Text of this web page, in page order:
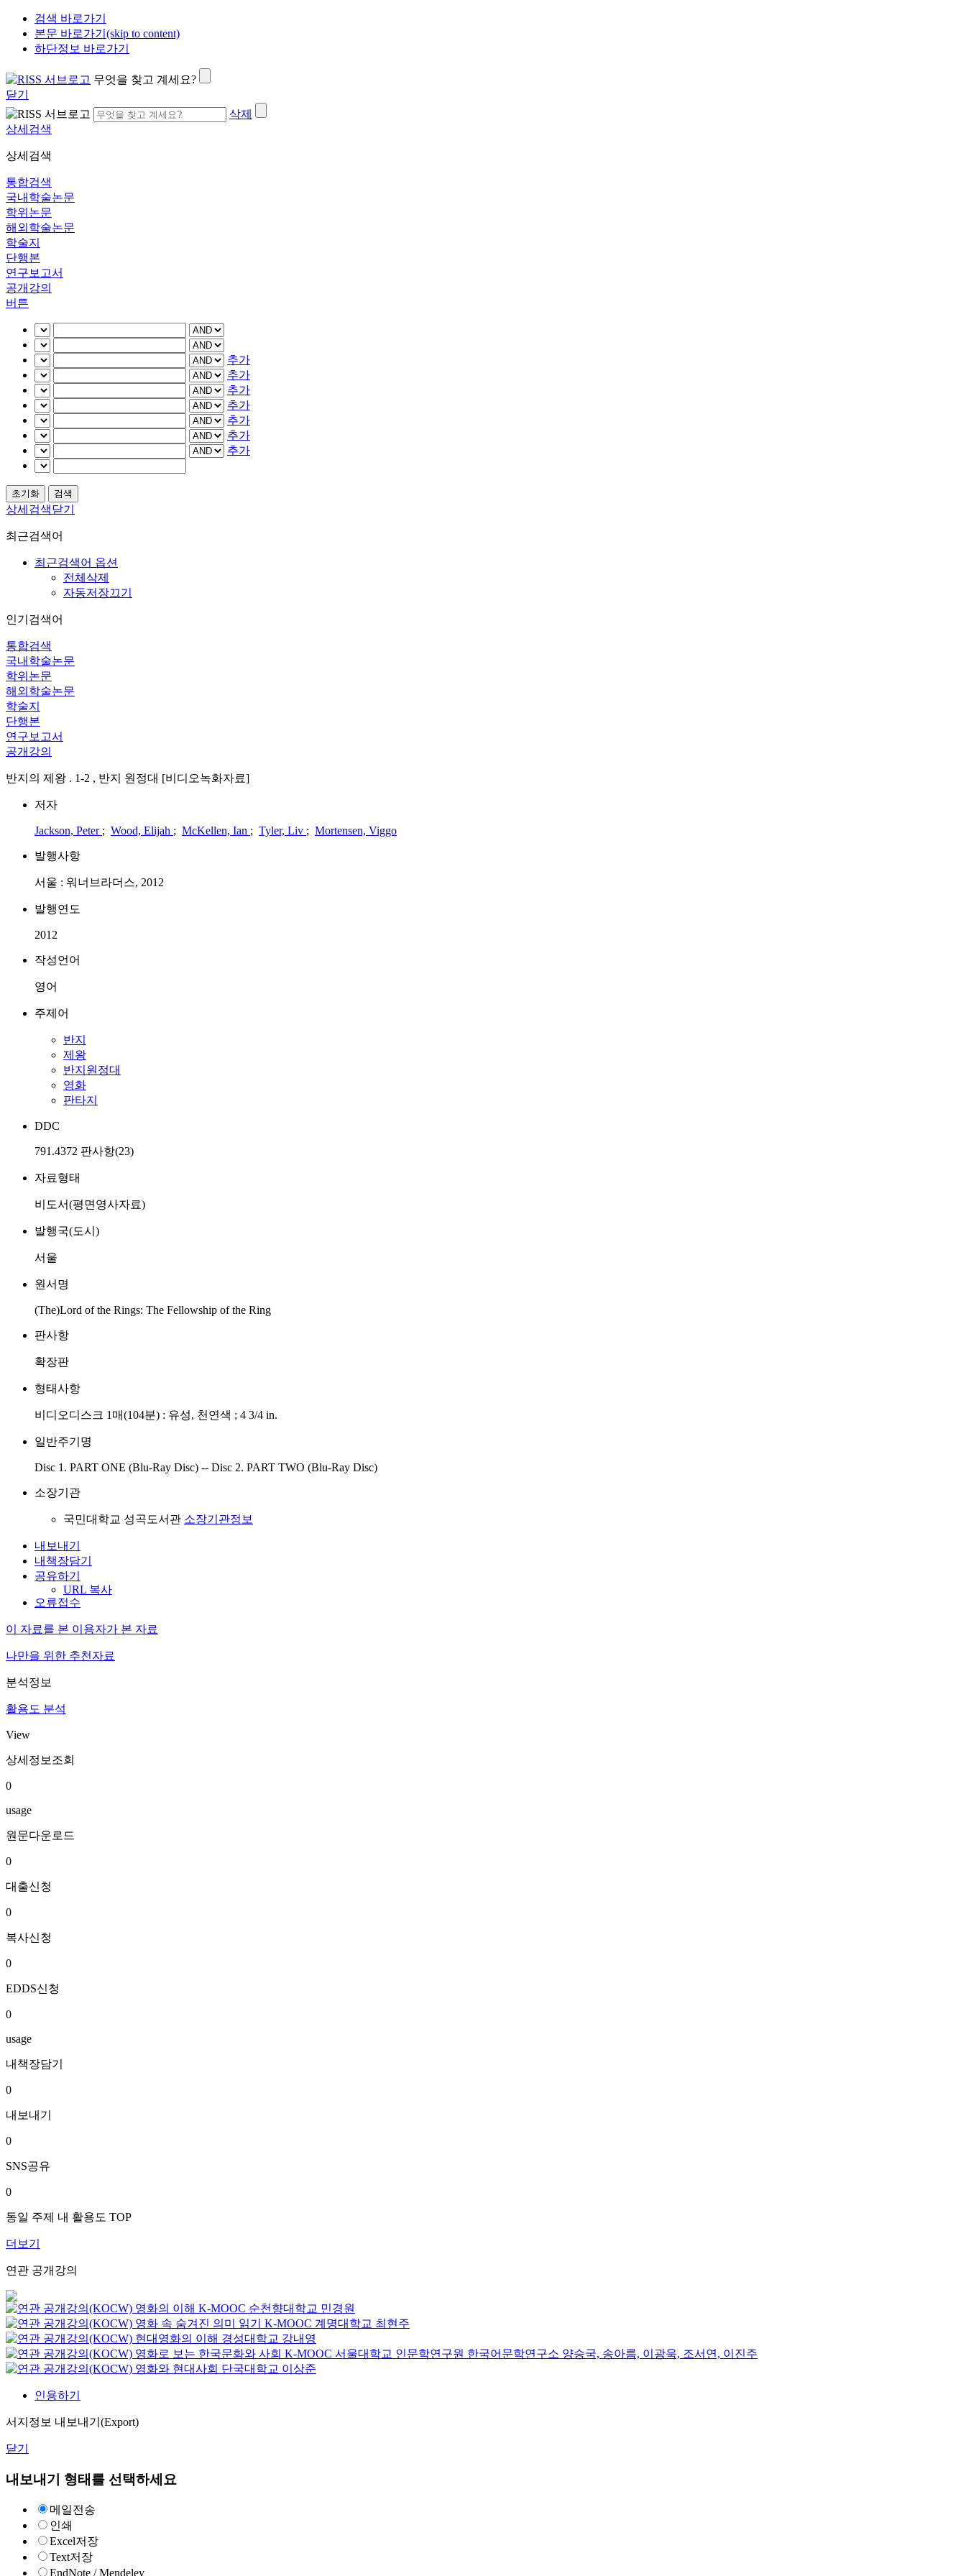
검색 바로가기
본문 바로가기(skip to content)
하단정보 바로가기
무엇을 찾고 계세요?
닫기
삭제
상세검색
상세검색
통합검색
국내학술논문
학위논문
해외학술논문
학술지
단행본
연구보고서
공개강의
버튼
추가
추가
추가
추가
추가
추가
추가
상세검색닫기
최근검색어
최근검색어 옵션
전체삭제
자동저장끄기
인기검색어
통합검색
국내학술논문
학위논문
해외학술논문
학술지
단행본
연구보고서
공개강의
반지의 제왕 . 1-2 , 반지 원정대 [비디오녹화자료]
저자
Jackson, Peter ; Wood, Elijah ; McKellen, Ian ; Tyler, Liv ; Mortensen, Viggo
발행사항
서울 : 워너브라더스, 2012
발행연도
2012
작성언어
영어
주제어
반지
제왕
반지원정대
영화
판타지
DDC
791.4372 판사항(23)
자료형태
비도서(평면영사자료)
발행국(도시)
서울
원서명
(The)Lord of the Rings: The Fellowship of the Ring
판사항
확장판
형태사항
비디오디스크 1매(104분) : 유성, 천연색 ; 4 3/4 in.
일반주기명
Disc 1. PART ONE (Blu-Ray Disc) -- Disc 2. PART TWO (Blu-Ray Disc)
소장기관
국민대학교 성곡도서관 소장기관정보
내보내기
내책장담기
공유하기
URL 복사
오류접수
이 자료를 본 이용자가 본 자료
나만을 위한 추천자료
분석정보
활용도 분석
View
상세정보조회
0
usage
원문다운로드
0
대출신청
0
복사신청
0
EDDS신청
0
usage
내책장담기
0
내보내기
0
SNS공유
0
동일 주제 내 활용도 TOP
더보기
연관 공개강의
영화의 이해 K-MOOC 순천향대학교 민경원
영화 속 숨겨진 의미 읽기
K-MOOC 계명대학교 최현주
현대영화의 이해 경성대학교 강내영
영화로 보는 한국문화와 사회 K-MOOC 서울대학교 인문학연구원 한국어문학연구소 양승국, 송아름, 이광욱, 조서연, 이진주
영화와 현대사회 단국대학교 이상준
인용하기
서지정보 내보내기(Export)
닫기
내보내기 형태를 선택하세요
메일전송
인쇄
Excel저장
Text저장
EndNote / Mendeley